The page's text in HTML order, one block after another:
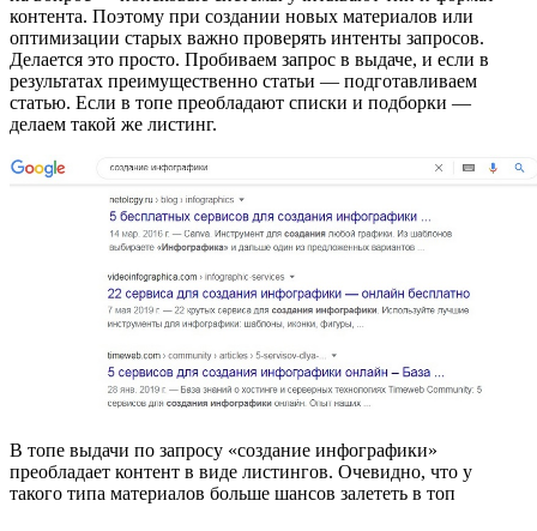
контента. Поэтому при создании новых материалов или
оптимизации старых важно проверять интенты запросов.
Делается это просто. Пробиваем запрос в выдаче, и если в
результатах преимущественно статьи — подготавливаем
статью. Если в топе преобладают списки и подборки —
делаем такой же листинг.
В топе выдачи по запросу «создание инфографики»
преобладает контент в виде листингов. Очевидно, что у
такого типа материалов больше шансов залететь в топ